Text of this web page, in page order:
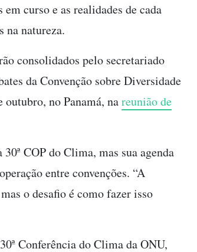
curso e as realidades de cada
na natureza.
consolidados pelo secretariado
da Convenção sobre Diversidade
no Panamá, nareunião de
COP do Clima, mas sua agenda
entre convenções. “A
o desafio é como fazer isso
Conferência do Clima da ONU,